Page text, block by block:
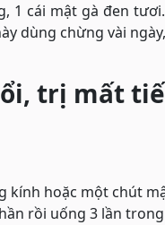
1 cái mật gà đen
dùng chừng vài
trị mất
kính hoặc một chút
rồi uống 3 lần